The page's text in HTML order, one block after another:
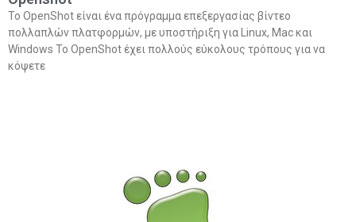
Το OpenShot είναι ένα πρόγραμμα επεξεργασίας βίντεο
πολλαπλών πλατφορμών, με υποστήριξη για Linux, Mac και
Windows Το OpenShot έχει πολλούς εύκολους τρόπους για να
κόψετε